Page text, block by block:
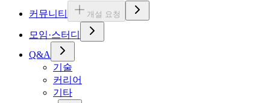
커뮤니티 개설 요청
모임·스터디
Q&A
기술
커리어
기타